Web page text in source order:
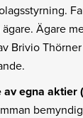
Ägare
Brivio
egna aktier